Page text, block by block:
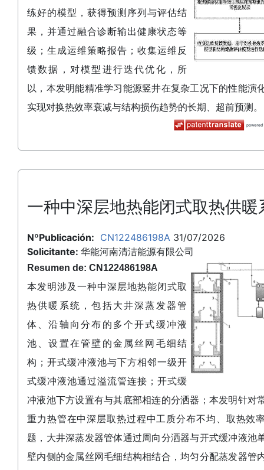
练好的模型，获得预测序列与评估结
果，并通过融合诊断输出健康状态等
级；生成运维策略报告；收集运维反
馈数据，对模型进行迭代优化，所
以，本发明能精准学习能源竖井在复杂工况下的性能演
实现对换热效率衰减与结构损伤趋势的长期、超前预测。
一种中深层地热能闭式取热供暖
NºPublicación: CN122486198A 31/07/2026
Solicitante: 华能河南清洁能源有限公司
Resumen de: CN122486198A
本发明涉及一种中深层地热能闭式取
热供暖系统，包括大井深蒸发器管
体、沿轴向分布的多个开式缓冲液
池、设置在管壁的金属丝网毛细结
构；开式缓冲液池与下方相邻一级开
式缓冲液池通过溢流管连接；开式缓
冲液池下方设置有与其底部相连的分洒器；本发明针对
重力热管在中深层取热过程中工质分布不均、取热效
题，大井深蒸发器管体通过周向分洒器与开式缓冲液池
壁内侧的金属丝网毛细结构相结合，均匀分配蒸发器管